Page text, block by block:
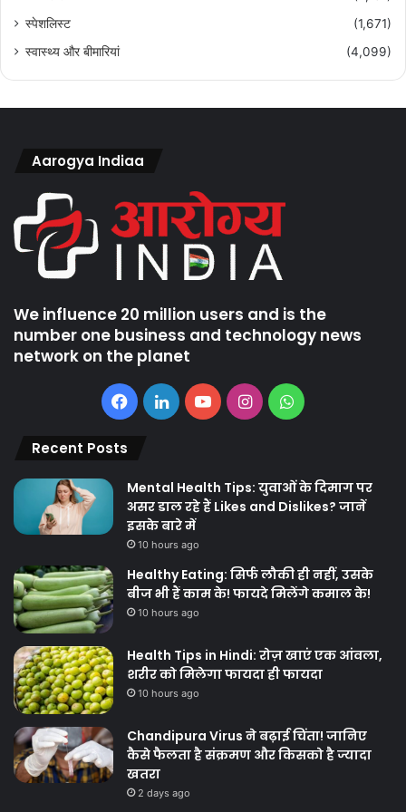
स्पेशलिस्ट
(1,671)
स्वास्थ्य और बीमारियां
(4,099)
Aarogya Indiaa
We influence 20 million users and is the
number one business and technology news
network on the planet
Facebook
LinkedInYouTubeInstagramWhatsApp
Recent Posts
Mental Health Tips: युवाओं के दिमाग पर
असर डाल रहे हैं Likes and Dislikes? जानें
इसके बारे में
10 hours ago
Healthy Eating: सिर्फ लौकी ही नहीं, उसके
बीज भी हैं काम के! फायदे मिलेंगे कमाल के!
10 hours ago
Health Tips in Hindi: रोज़ खाएं एक आंवला,
शरीर को मिलेगा फायदा ही फायदा
10 hours ago
Chandipura Virus ने बढ़ाई चिंता! जानिए
कैसे फैलता है संक्रमण और किसको है ज्यादा
खतरा
2 days ago